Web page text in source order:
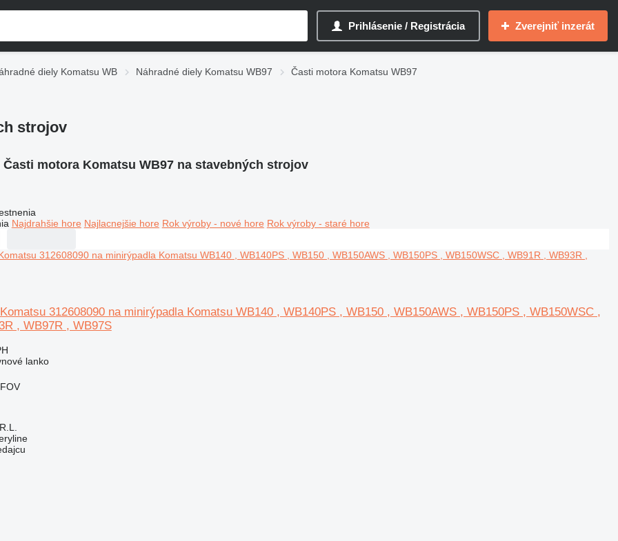
Prihlásenie / Registrácia Zverejniť inzerát
diely Komatsu WB Náhradné diely Komatsu WB97
Časti motora Komatsu WB97
strojov
Časti motora Komatsu WB97 na stavebných strojov
Najdrahšie hore Najlacnejšie hore Rok výroby - nové hore Rok výroby - staré hore
312608090 na minirýpadla Komatsu WB140 , WB140PS , WB150 , WB150AWS , WB150PS , WB150WSC ,
, WB97R , WB97S
lanko